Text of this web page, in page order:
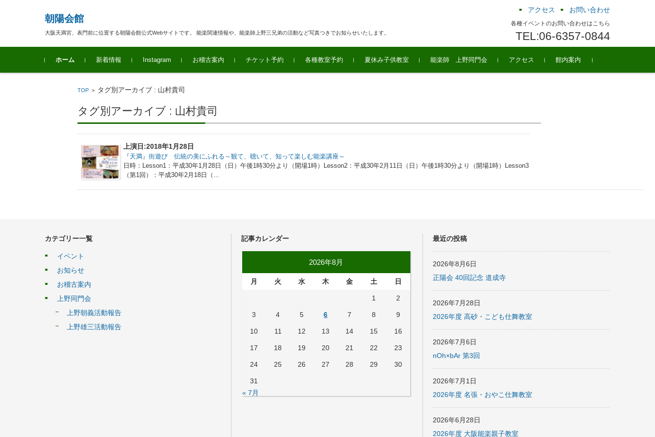
朝陽会館
大阪天満宮、表門前に位置する朝陽会館公式Webサイトです。 能楽関連情報や、能楽師上野三兄弟の活動など写真つきでお知らせいたします。
アクセス お問い合わせ
各種イベントのお問い合わせはこちら
TEL:06-6357-0844
コンテンツに移動
ホーム
新着情報 Instagram お稽古案内 チケット予約 各種教室予約 夏休み子供教室 能楽師 上野同門会 アクセス 館内案内
TOP > タグ別アーカイブ : 山村貴司
タグ別アーカイブ : 山村貴司
上演日:2018年1月28日
『天満』街遊び 伝統の美にふれる～観て、聴いて、知って楽しむ能楽講座～
日時：Lesson1：平成30年1月28日（日）午後1時30分より（開場1時）Lesson2：平成30年2月11日（日）午後1時30分より（開場1時）Lesson3
（第1回）：平成30年2月18日（...
カテゴリー一覧
イベント
お知らせ
お稽古案内
上野同門会
上野朝義活動報告
上野雄三活動報告
記事カレンダー
2026年8月
月 火 水 木 金 土 日
1 2
3 4 5 6 7 8 9
10 11 12 13 14 15 16
17 18 19 20 21 22 23
24 25 26 27 28 29 30
31
« 7月
最近の投稿
2026年8月6日
正陽会 40回記念 道成寺
2026年7月28日
2026年度 高砂・こども仕舞教室
2026年7月6日
nOh×bAr 第3回
2026年7月1日
2026年度 名張・おやこ仕舞教室
2026年6月28日
2026年度 大阪能楽親子教室